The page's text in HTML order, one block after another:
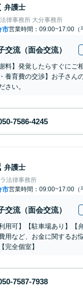
弁護士
律事務所 大分事務所
市営業時間：09:00~17:00（
交流（面会交流）
料】発覚したらすぐに
養育費の交渉】お子さん
さい。
弁護士
法律事務所
市営業時間：09:00~17:00（
交流（面会交流）
利用可】【駐車場あり】
用など、お金に関するお
完全個室】